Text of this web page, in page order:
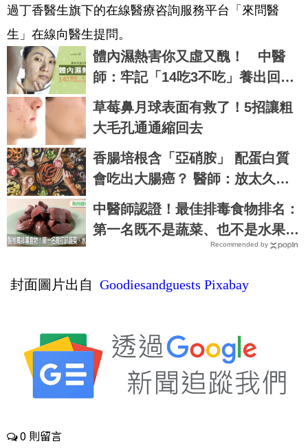
過丁香醫生旗下的在線醫療咨詢服務平台「來問醫
生」在線向醫生提問。
體內濕熱害你又虛又醜！ 中醫
師：牢記「14吃3不吃」養出回春
好臉蛋
草莓鼻月球表面有救了！5招讓粗
大毛孔通通縮回去
香腸培根含「亞硝胺」 配蛋白質
會吃出大腸癌？ 醫師：放太久不
吃才危險
中醫師認證！最佳排毒食物排名：
第一名既不是蔬菜、也不是水果，
結果讓人跌破眼鏡｜每日健康 Hea
Recommended by
封面圖片出自 Goodiesandguests Pixabay